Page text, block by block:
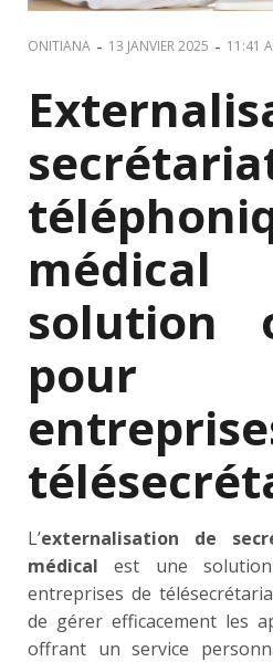
ONITIANA - 13 JANVIER 2025 - 11:41
solution
L’externalisation de
médicalest une
entreprises de
de gérer efficacement les
offrant un service